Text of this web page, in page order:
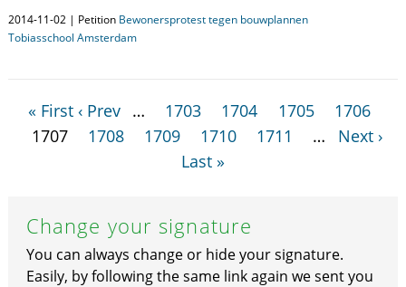
2014-11-02 | Petition Bewonersprotest tegen bouwplannen
Tobiasschool Amsterdam
« First ‹ Prev … 1703 1704 1705
1706
1707
1708 1709 1710 1711 …
Next ›
Last »
Change your signature
You can always change or hide your signature.
Easily, by following the same link again we sent you